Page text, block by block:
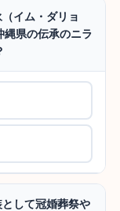
イム・ダリョ
県の伝承のニラ
して冠婚葬祭や